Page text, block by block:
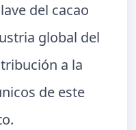
del cacao
global del
a la
de este